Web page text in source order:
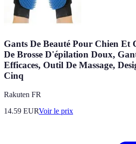
Gants De Beauté Pour Chien Et
De Brosse D'épilation Doux,
Efficaces, Outil De Massage,
Cinq
Rakuten FR
14.59 EURVoir le prix